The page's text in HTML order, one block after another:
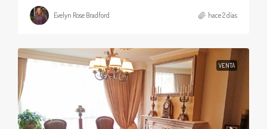
Evelyn Rose Bradford hace 2 días
VENTA